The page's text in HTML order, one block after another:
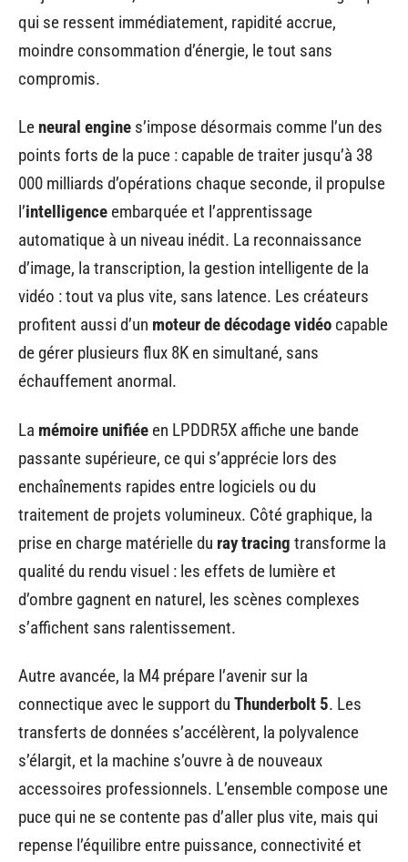
qui se ressent immédiatement, rapidité accrue,
moindre consommation d’énergie, le tout sans
compromis.
Le neural engine s’impose désormais comme l’un des
points forts de la puce : capable de traiter jusqu’à 38
000 milliards d’opérations chaque seconde, il propulse
l’intelligence embarquée et l’apprentissage
automatique à un niveau inédit. La reconnaissance
d’image, la transcription, la gestion intelligente de la
vidéo : tout va plus vite, sans latence. Les créateurs
profitent aussi d’un moteur de décodage vidéo capable
de gérer plusieurs flux 8K en simultané, sans
échauffement anormal.
La mémoire unifiée en LPDDR5X affiche une bande
passante supérieure, ce qui s’apprécie lors des
enchaînements rapides entre logiciels ou du
traitement de projets volumineux. Côté graphique, la
prise en charge matérielle du ray tracing transforme la
qualité du rendu visuel : les effets de lumière et
d’ombre gagnent en naturel, les scènes complexes
s’affichent sans ralentissement.
Autre avancée, la M4 prépare l’avenir sur la
connectique avec le support du Thunderbolt 5. Les
transferts de données s’accélèrent, la polyvalence
s’élargit, et la machine s’ouvre à de nouveaux
accessoires professionnels. L’ensemble compose une
puce qui ne se contente pas d’aller plus vite, mais qui
repense l’équilibre entre puissance, connectivité et